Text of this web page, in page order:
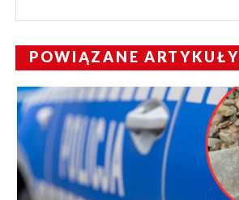
POWIĄZANE ARTYKUŁY